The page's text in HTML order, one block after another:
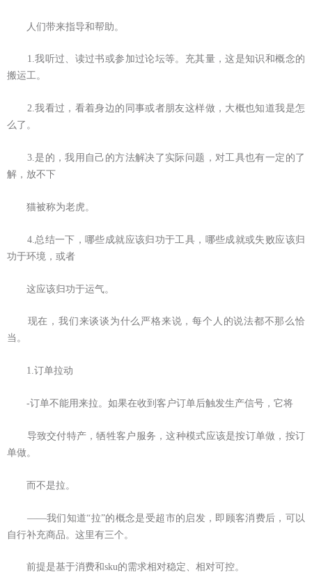
人们带来指导和帮助。
1.我听过、读过书或参加过论坛等。充其量，这是知识和概念的
搬运工。
2.我看过，看着身边的同事或者朋友这样做，大概也知道我是怎
么了。
3.是的，我用自己的方法解决了实际问题，对工具也有一定的了
解，放不下
猫被称为老虎。
4.总结一下，哪些成就应该归功于工具，哪些成就或失败应该归
功于环境，或者
这应该归功于运气。
现在，我们来谈谈为什么严格来说，每个人的说法都不那么恰
当。
1.订单拉动
-订单不能用来拉。如果在收到客户订单后触发生产信号，它将
导致交付特产，牺牲客户服务，这种模式应该是按订单做，按订
单做。
而不是拉。
——我们知道“拉”的概念是受超市的启发，即顾客消费后，可以
自行补充商品。这里有三个。
前提是基于消费和sku的需求相对稳定、相对可控。